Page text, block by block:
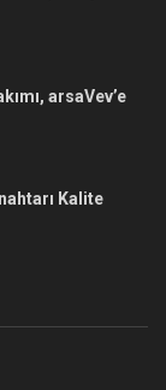
arsaVev’e
Kalite